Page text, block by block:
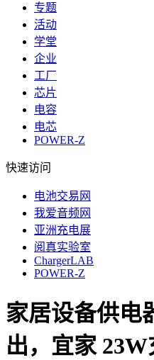
专题
活动
学堂
企业
工厂
芯片
电容
电芯
POWER-Z
快速访问
电池交易网
我爱音频网
亚洲充电展
阅真实验室
ChargerLAB
POWER-Z
家居设备供电
出，宜家